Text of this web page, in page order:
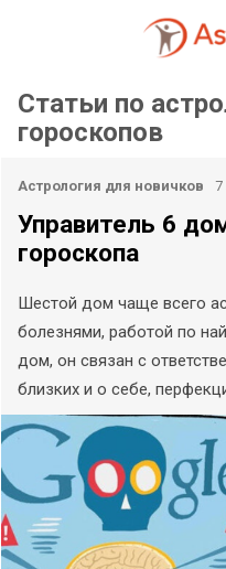
Статьи по
гороскопов
Астрология для новичков 7
Управитель 6
гороскопа
Шестой дом чаще всего
болезнями, работой по
дом, он связан с
близких и о себе,